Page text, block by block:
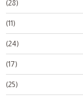
(28)
(11)
(24)
(17)
(25)